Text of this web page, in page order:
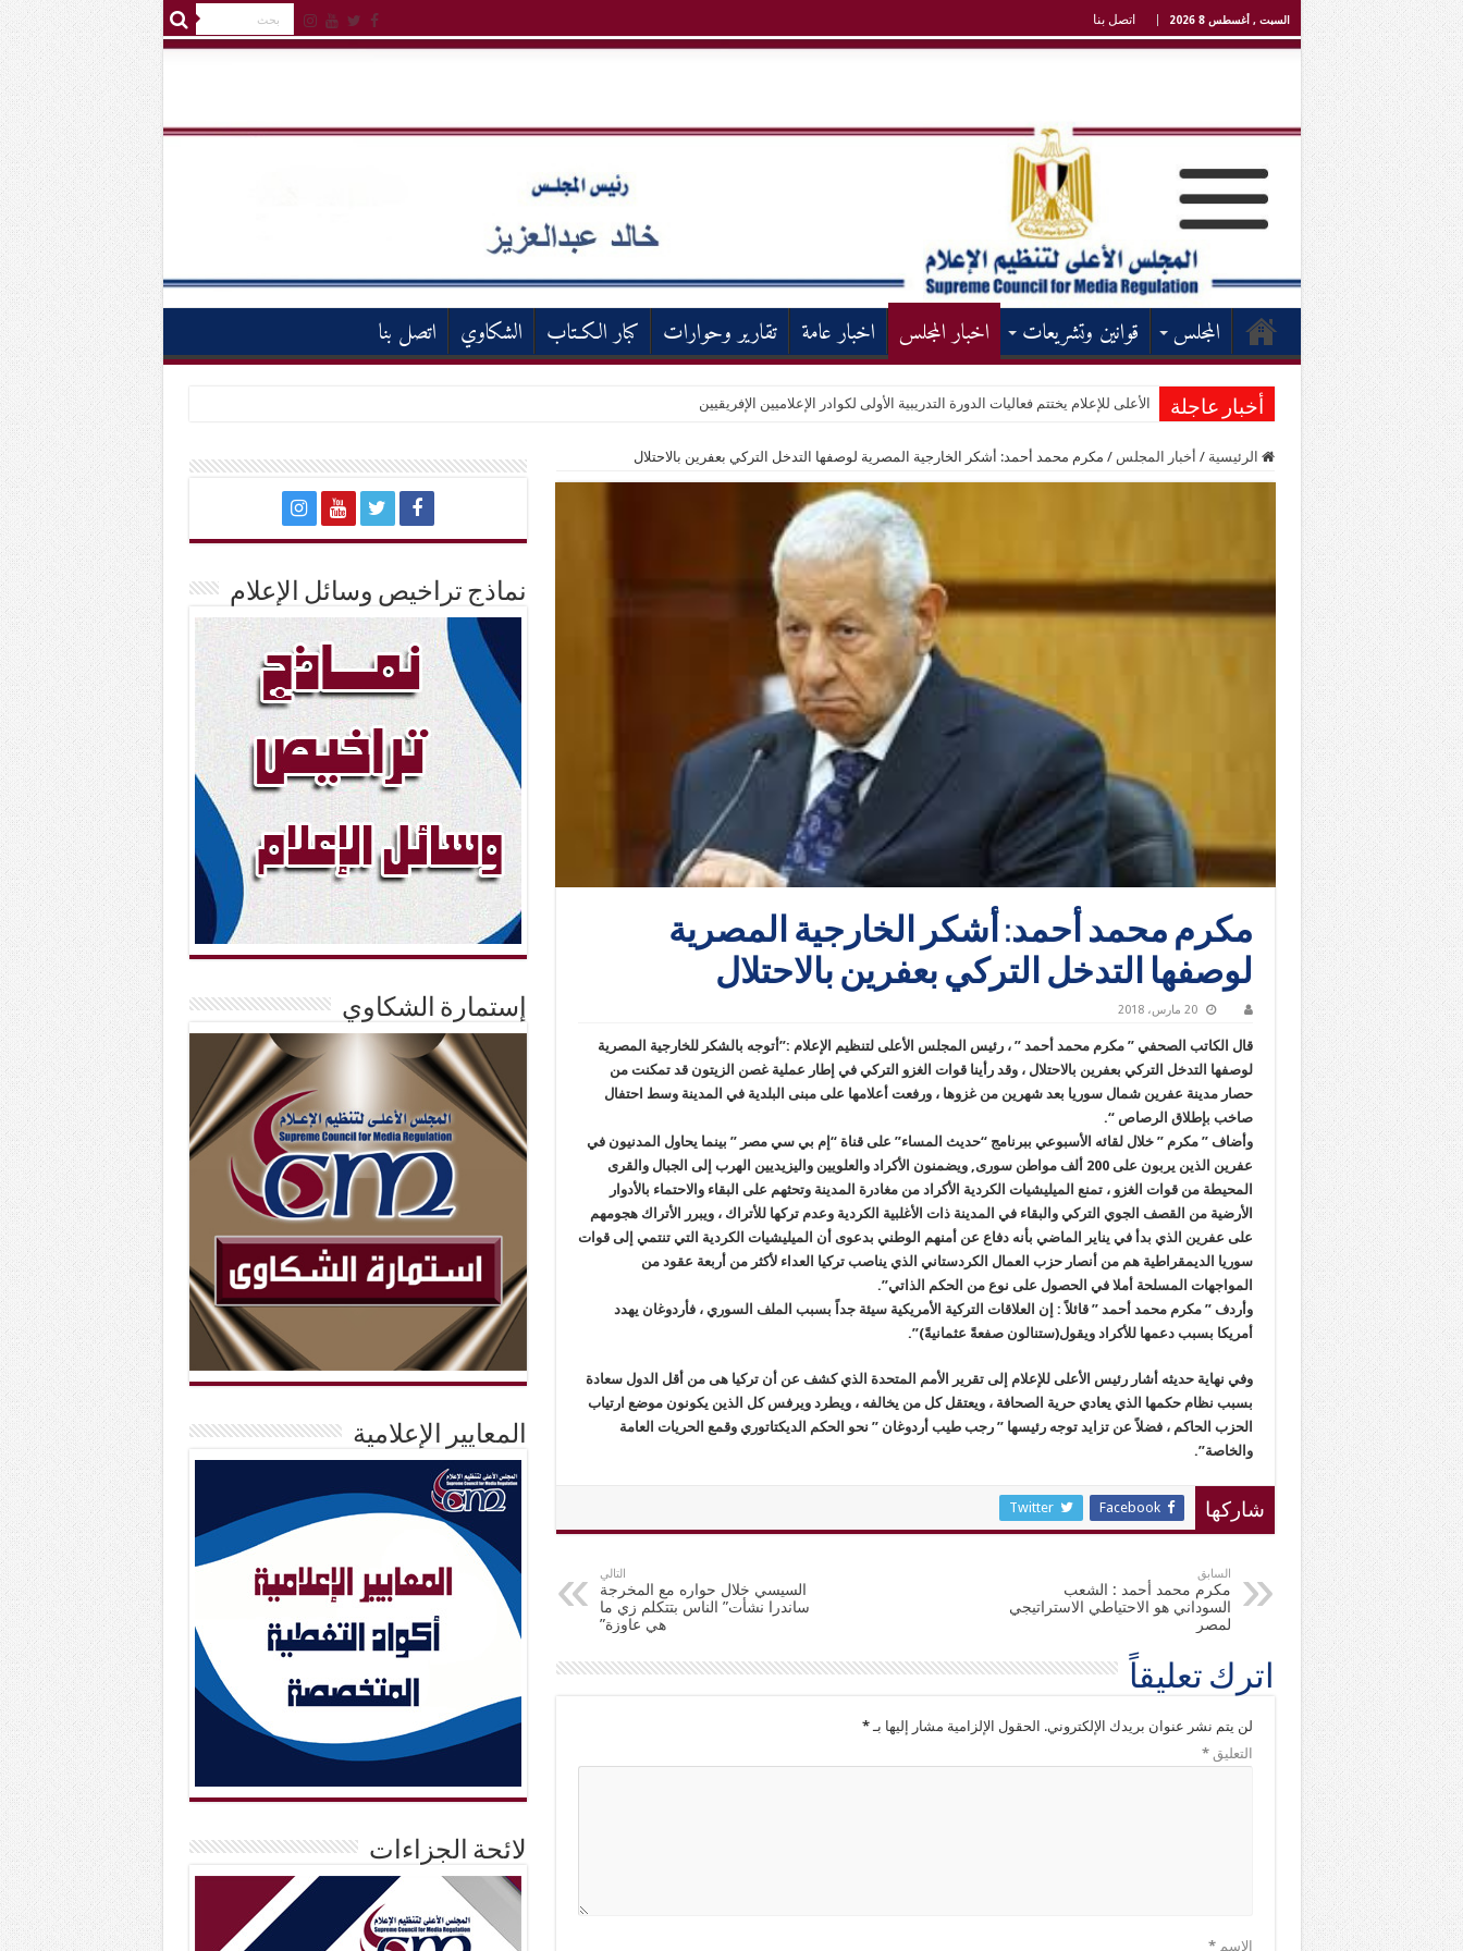
السبت , أغسطس 8 2026 اتصل بنا
المجلس قوانين وتشريعات اخبار المجلس اخبار عامة تقارير وحوارات كبار الكـتاب الشكاوي اتصل بنا
أخبار عاجلة الأعلى للإعلام يختتم فعاليات الدورة التدريبية الأولى لكوادر الإعلاميين الإفريقيين
الرئيسية / أخبار المجلس / مكرم محمد أحمد: أشكر الخارجية المصرية لوصفها التدخل التركي بعفرين بالاحتلال
مكرم محمد أحمد: أشكر الخارجية المصرية
لوصفها التدخل التركي بعفرين بالاحتلال
20 مارس، 2018
قال الكاتب الصحفي ” مكرم محمد أحمد ” ، رئيس المجلس الأعلى لتنظيم الإعلام :”أتوجه بالشكر للخارجية المصرية
لوصفها التدخل التركي بعفرين بالاحتلال ، وقد رأينا قوات الغزو التركي في إطار عملية غصن الزيتون قد تمكنت من
حصار مدينة عفرين شمال سوريا بعد شهرين من غزوها ، ورفعت أعلامها على مبنى البلدية في المدينة وسط احتفال
صاخب بإطلاق الرصاص “.
وأضاف ” مكرم ” خلال لقائه الأسبوعي ببرنامج “حديث المساء” على قناة “إم بي سي مصر ” بينما يحاول المدنيون في
عفرين الذين يربون على 200 ألف مواطن سورى, ويضمنون الأكراد والعلويين واليزيديين الهرب إلى الجبال والقرى
المحيطة من قوات الغزو ، تمنع الميليشيات الكردية الأكراد من مغادرة المدينة وتحثهم على البقاء والاحتماء بالأدوار
الأرضية من القصف الجوي التركي والبقاء في المدينة ذات الأغلبية الكردية وعدم تركها للأتراك ، ويبرر الأتراك هجومهم
على عفرين الذي بدأ في يناير الماضي بأنه دفاع عن أمنهم الوطني بدعوى أن الميليشيات الكردية التي تنتمي إلى قوات
سوريا الديمقراطية هم من أنصار حزب العمال الكردستاني الذي يناصب تركيا العداء لأكثر من أربعة عقود من
المواجهات المسلحة أملا في الحصول على نوع من الحكم الذاتي”.
وأردف ” مكرم محمد أحمد ” قائلاً : إن العلاقات التركية الأمريكية سيئة جداً بسبب الملف السوري ، فأردوغان يهدد
أمريكا بسبب دعمها للأكراد ويقول(ستنالون صفعةً عثمانيةً)”.
وفي نهاية حديثه أشار رئيس الأعلى للإعلام إلى تقرير الأمم المتحدة الذي كشف عن أن تركيا هى من أقل الدول سعادة
بسبب نظام حكمها الذي يعادي حرية الصحافة ، ويعتقل كل من يخالفه ، ويطرد ويرفس كل الذين يكونون موضع ارتياب
الحزب الحاكم ، فضلاً عن تزايد توجه رئيسها ” رجب طيب أردوغان ” نحو الحكم الديكتاتوري وقمع الحريات العامة
والخاصة”.
شاركها Facebook
Twitter
السابق
مكرم محمد أحمد : الشعب
السوداني هو الاحتياطي الاستراتيجي
لمصر
التالي
السيسي خلال حواره مع المخرجة
ساندرا نشأت” الناس بتتكلم زي ما
هي عاوزة”
اترك تعليقاً
لن يتم نشر عنوان بريدك الإلكتروني. الحقول الإلزامية مشار إليها بـ*
التعليق*
الاسم*
نماذج تراخيص وسائل الإعلام
إستمارة الشكاوي
المعايير الإعلامية
لائحة الجزاءات